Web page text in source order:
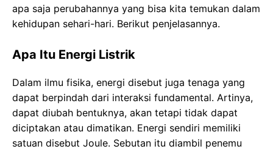
apa saja perubahannya yang bisa kita temukan dalam
kehidupan sehari-hari. Berikut penjelasannya.
Apa Itu Energi Listrik
Dalam ilmu fisika, energi disebut juga tenaga yang
dapat berpindah dari interaksi fundamental. Artinya,
dapat diubah bentuknya, akan tetapi tidak dapat
diciptakan atau dimatikan. Energi sendiri memiliki
satuan disebut Joule. Sebutan itu diambil penemu